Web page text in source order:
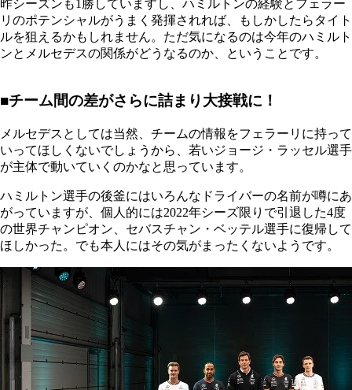
昨シーズンも1勝していますし、ハミルトンの経験とフェラー
リのポテンシャルがうまく発揮されれば、もしかしたらタイト
ルを狙えるかもしれません。ただ気になるのは今年のハミルト
ンとメルセデスの関係がどうなるのか、ということです。
■チーム間の差がさらに詰まり大接戦に！
メルセデスとしては当然、チームの情報をフェラーリに持って
いってほしくないでしょうから、若いジョージ・ラッセル選手
が主体で動いていくのかなと思っています。
ハミルトン選手の後釜にはいろんなドライバーの名前が噂にあ
がっていますが、個人的には2022年シーズ限りで引退した4度
の世界チャンピオン、セバスチャン・ベッテル選手に復帰して
ほしかった。でも本人にはその気がまったくないようです。